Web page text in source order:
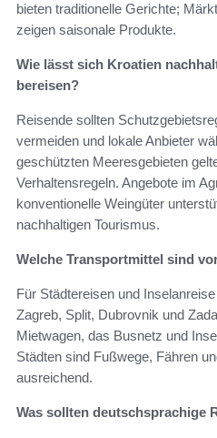
bieten traditionelle Gerichte;
zeigen saisonale Produkte.
Wie lässt sich Kroatien
bereisen?
Reisende sollten
vermeiden und lokale Anbieter
geschützten Meeresgebieten
Verhaltensregeln. Angebote im
konventionelle Weingüter
nachhaltigen Tourismus.
Welche Transportmittel sind
Für Städtereisen und
Zagreb, Split, Dubrovnik und
Mietwagen, das Busnetz und
Städten sind Fußwege, Fähren
ausreichend.
Was sollten deutschsprachige